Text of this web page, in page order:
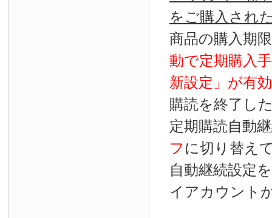
をご購入され
商品の購入期
動で定期購入
新設定」が有効
購読を終了し
定期購読自動
フ に切り替え
自動継続設定
イアカウント